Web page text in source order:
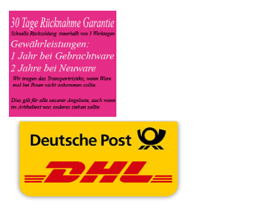
sowie das Zubehör welches dazugehört. Sobald der Severin
Kaffeevollautomat angenommen worden ist, sehen Sie dies
unter Meine Artikel anzeigen, dort wird Ihnen dann die
Lieferadresse mitgeteilt wo genau der Kaffeevollautomat hin
gesendet werden muss. Dort tragen Sie dann auch das
Sendungsnummer ein, so das man Nachvollziehen kann ob Ihre
Artikel auch angekommen ist.
Durch die Verkaufsstrategie von Myeparts erhalten Sie ein
Vielfaches mehr, als wenn Sie den Severin Kaffeevollautomat
Andere Produkte die Ihnen
gefallen könnten